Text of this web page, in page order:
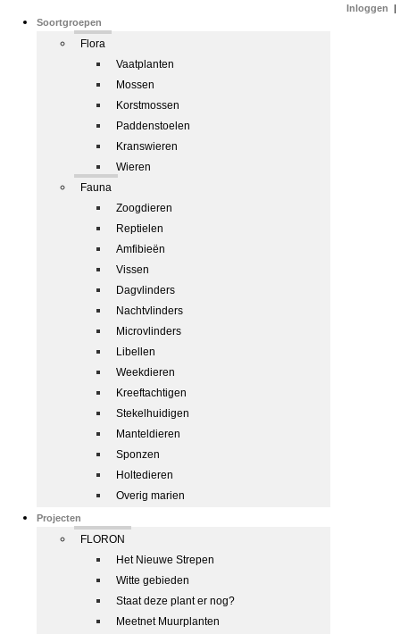
Soortgroepen
Flora
Vaatplanten
Mossen
Korstmossen
Paddenstoelen
Kranswieren
Wieren
Fauna
Zoogdieren
Reptielen
Amfibieën
Vissen
Dagvlinders
Nachtvlinders
Microvlinders
Libellen
Weekdieren
Kreeftachtigen
Stekelhuidigen
Manteldieren
Sponzen
Holtedieren
Overig marien
Projecten
FLORON
Het Nieuwe Strepen
Witte gebieden
Staat deze plant er nog?
Meetnet Muurplanten
Inloggen |